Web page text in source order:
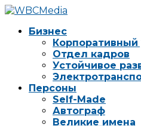
Бизнес
Корпоративный
Отдел кадров
Устойчивое
Персоны
Self-Made
Автограф
Великие имена